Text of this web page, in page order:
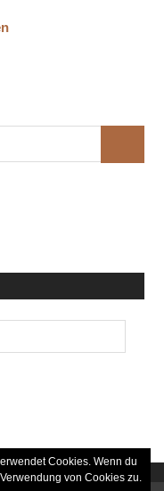
Cookies. Wenn du
von Cookies zu.